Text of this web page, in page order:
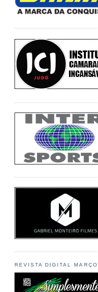
REVISTA DIGITAL